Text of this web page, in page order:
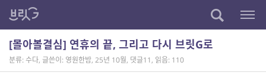
[몰아볼결심] 연휴의 끝, 그리고 다시 브릿G로
분류: 수다, 글쓴이: 영원한밤, 25년 10월, 댓글11 , 읽음: 110